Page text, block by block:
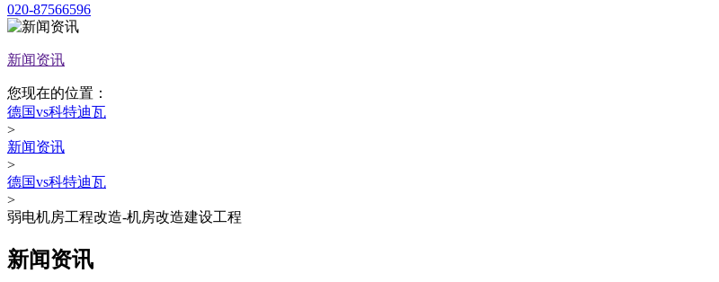
020-87566596
新闻资讯
您现在的位置：
德国vs科特迪瓦
>
新闻资讯
>
德国vs科特迪瓦
>
弱电机房工程改造-机房改造建设工程
新闻资讯